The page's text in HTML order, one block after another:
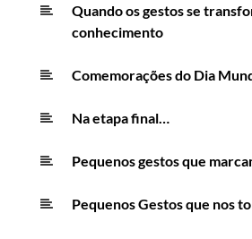
Quando os gestos se
conhecimento
Comemorações do Dia
Na etapa final…
Pequenos gestos que
Pequenos Gestos que nos